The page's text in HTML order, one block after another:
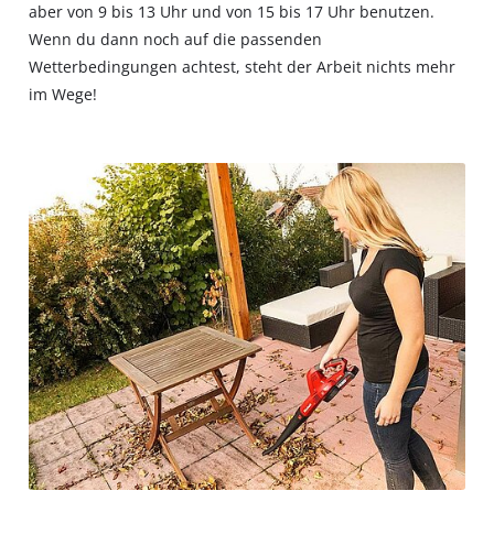
aber von 9 bis 13 Uhr und von 15 bis 17 Uhr benutzen.
Wenn du dann noch auf die passenden
Wetterbedingungen achtest, steht der Arbeit nichts mehr
im Wege!